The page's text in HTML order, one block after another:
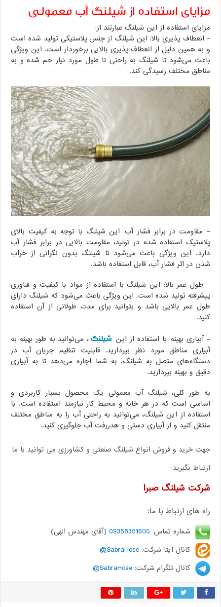
مزایای استفاده از شیلنگ آب معمولی
مزایای استفاده از این شیلنگ عبارتند از:
– انعطاف پذیری بالا: این شیلنگ از جنس پلاستیکی تولید شده است
و به همین دلیل از انعطاف پذیری بالایی برخوردار است. این ویژگی
باعث می‌شود تا شیلنگ به راحتی تا طول مورد نیاز خم شده و به
مناطق مختلف رسیدگی کند.
– مقاومت در برابر فشار آب: این شیلنگ با توجه به کیفیت بالای
پلاستیک استفاده شده در تولید، مقاومت بالایی در برابر فشار آب
دارد. این ویژگی باعث می‌شود تا شیلنگ بدون نگرانی از خراب
شدن در اثر فشار آب، قابل استفاده باشد.
– طول عمر بالا: این شیلنگ با استفاده از مواد با کیفیت و فناوری
پیشرفته تولید شده است. این ویژگی باعث می‌شود که شیلنگ دارای
طول عمر بالایی باشد و بتوانید برای مدت طولانی از آن استفاده
کنید.
– آبیاری بهینه: با استفاده از این شیلنگ، می‌توانید به طور بهینه به
آبیاری مناطق مورد نظر بپردازید. قابلیت تنظیم جریان آب در
دستگاه‌های متصل به شیلنگ، به شما اجازه می‌دهد تا به آبیاری
دقیق و بهینه بپردازید.
به طور کلی، شیلنگ آب معمولی یک محصول بسیار کاربردی و
اساسی است که در هر خانه و محیط کار نیازمند استفاده است. با
استفاده از این شیلنگ، می‌توانید به راحتی آب را به مناطق مختلف
منتقل کنید و از آبیاری دستی و هدررفت آب جلوگیری کنید.
جهت خرید و فروش انواع شیلنگ صنعتی و کشاورزی می توانید با ما
ارتباط بگیرید:
شرکت شیلنگ صبرا
راه های ارتباط با ما:
شماره تماس: 09358351600 (آقای مهندس الهی)
کانال ایتا شرکت:SabraHose@
کانال تلگرام شرکت:SabraHose@